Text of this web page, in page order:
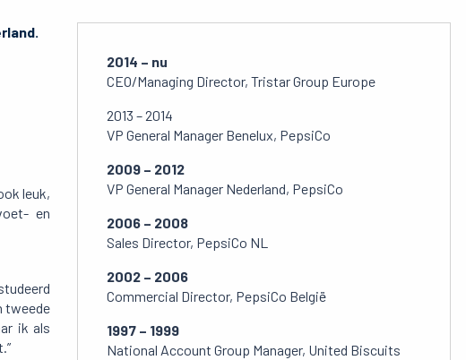
leuk,
en
tweede
ik als
2014 – nu
CEO/Managing Director, Tristar Group Europe
2013 – 2014
VP General Manager Benelux, PepsiCo
2009 – 2012
VP General Manager Nederland, PepsiCo
2006 – 2008
Sales Director, PepsiCo NL
2002 – 2006
Commercial Director, PepsiCo België
1997 – 1999
National Account Group Manager, United Biscuits